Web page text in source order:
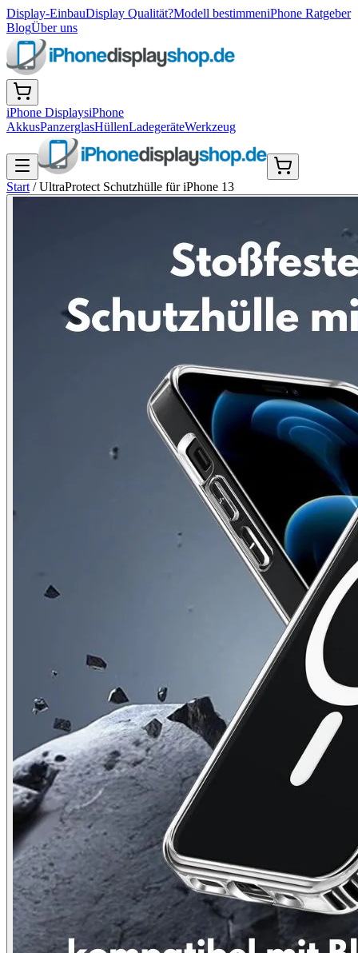
Display-EinbauDisplay Qualität?Modell bestimmeniPhone Ratgeber
BlogÜber uns
iPhone DisplaysiPhone
AkkusPanzerglasHüllenLadegeräteWerkzeug
Start /UltraProtect Schutzhülle für iPhone 13